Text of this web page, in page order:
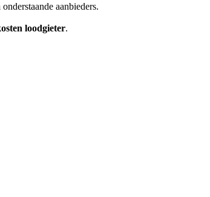
aanbieders.
loodgieter.